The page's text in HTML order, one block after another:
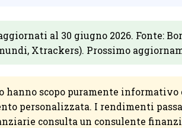
al 30 giugno 2026. Fonte:
Xtrackers). Prossimo
scopo puramente
personalizzata. I rendimenti
consulta un consulente